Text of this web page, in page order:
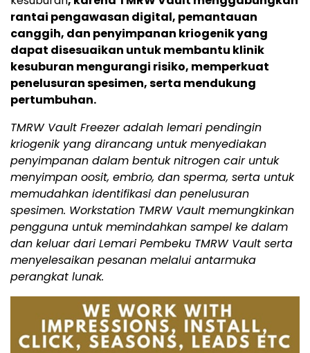
rantai pengawasan digital, pemantauan
canggih, dan penyimpanan kriogenik yang
dapat disesuaikan untuk membantu klinik
kesuburan mengurangi risiko, memperkuat
penelusuran spesimen, serta mendukung
pertumbuhan.
TMRW Vault Freezer adalah lemari pendingin
kriogenik yang dirancang untuk menyediakan
penyimpanan dalam bentuk nitrogen cair untuk
menyimpan oosit, embrio, dan sperma, serta untuk
memudahkan identifikasi dan penelusuran
spesimen. Workstation TMRW Vault memungkinkan
pengguna untuk memindahkan sampel ke dalam
dan keluar dari Lemari Pembeku TMRW Vault serta
menyelesaikan pesanan melalui antarmuka
perangkat lunak.